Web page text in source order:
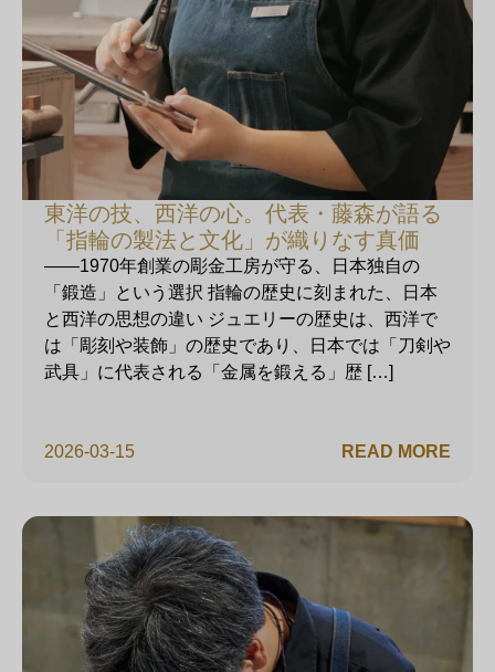
東洋の技、西洋の心。代表・藤森が語る
「指輪の製法と文化」が織りなす真価
2026-03-15
——1970年創業の彫金工房が守る、日本独自の
「鍛造」という選択 指輪の歴史に刻まれた、日本
と西洋の思想の違い ジュエリーの歴史は、西洋で
は「彫刻や装飾」の歴史であり、日本では「刀剣や
武具」に代表される「金属を鍛える」歴 […]
READ MORE